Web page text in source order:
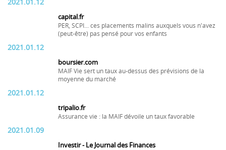
2021.01.12
capital.fr
PER, SCPI... ces placements malins auxquels vous n'avez
(peut-être) pas pensé pour vos enfants
2021.01.12
boursier.com
MAIF Vie sert un taux au-dessus des prévisions de la
moyenne du marché
2021.01.12
tripalio.fr
Assurance vie : la MAIF dévoile un taux favorable
2021.01.09
Investir - Le Journal des Finances